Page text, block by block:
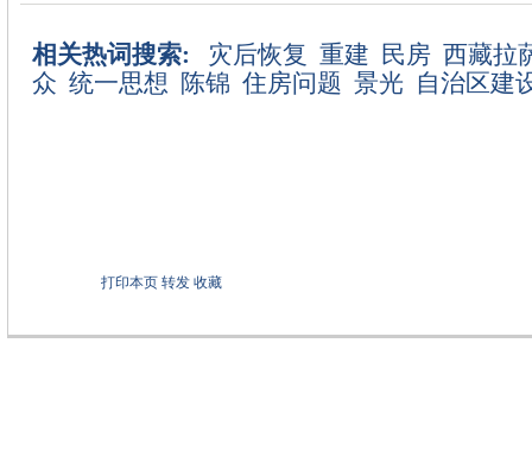
相关热词搜索: 灾后恢复 重建 民房 西藏拉
众 统一思想 陈锦 住房问题 景光 自治区建
打印本页 转发 收藏